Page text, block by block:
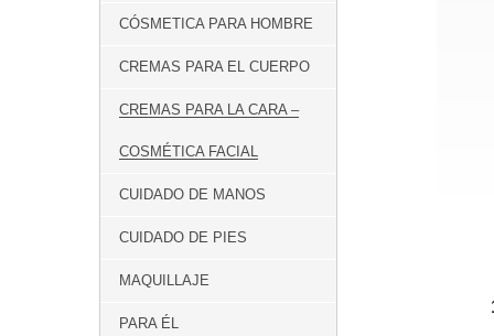
CÓSMETICA PARA HOMBRE
CREMAS PARA EL CUERPO
CREMAS PARA LA CARA –
COSMÉTICA FACIAL
CUIDADO DE MANOS
CUIDADO DE PIES
MAQUILLAJE
PARA ÉL